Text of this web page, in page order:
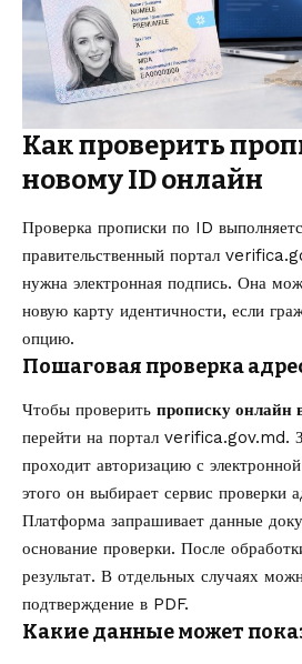
Как проверить
новому ID онлайн
Проверка прописки по ID
правительственный портал
нужна электронная подпись. Она
новую карту идентичности, если
опцию.
Пошаговая проверка
Чтобы проверить прописку онлайн
перейти на портал verifica.gov.md.
проходит авторизацию с
этого он выбирает сервис проверки
Платформа запрашивает данные
основание проверки. После
результат. В отдельных случаях
подтверждение в PDF.
Какие данные может